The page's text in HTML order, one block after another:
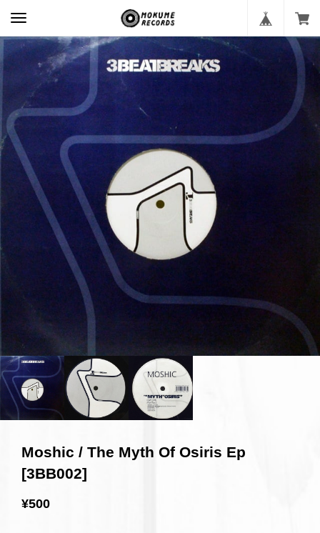
Moshic / The Myth Of Osiris Ep
[3BB002]
¥500